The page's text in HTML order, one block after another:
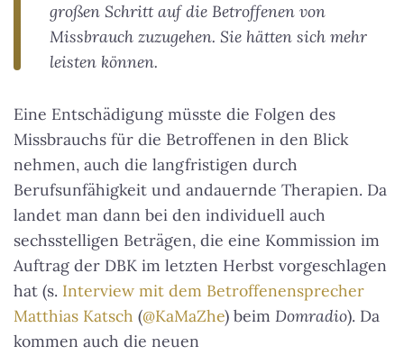
großen Schritt auf die Betroffenen von
Missbrauch zuzugehen. Sie hätten sich mehr
leisten können.
Eine Entschädigung müsste die Folgen des
Missbrauchs für die Betroffenen in den Blick
nehmen, auch die langfristigen durch
Berufsunfähigkeit und andauernde Therapien. Da
landet man dann bei den individuell auch
sechsstelligen Beträgen, die eine Kommission im
Auftrag der DBK im letzten Herbst vorgeschlagen
hat (s. Interview mit dem Betroffenensprecher
Matthias Katsch (@KaMaZhe) beim Domradio). Da
kommen auch die neuen